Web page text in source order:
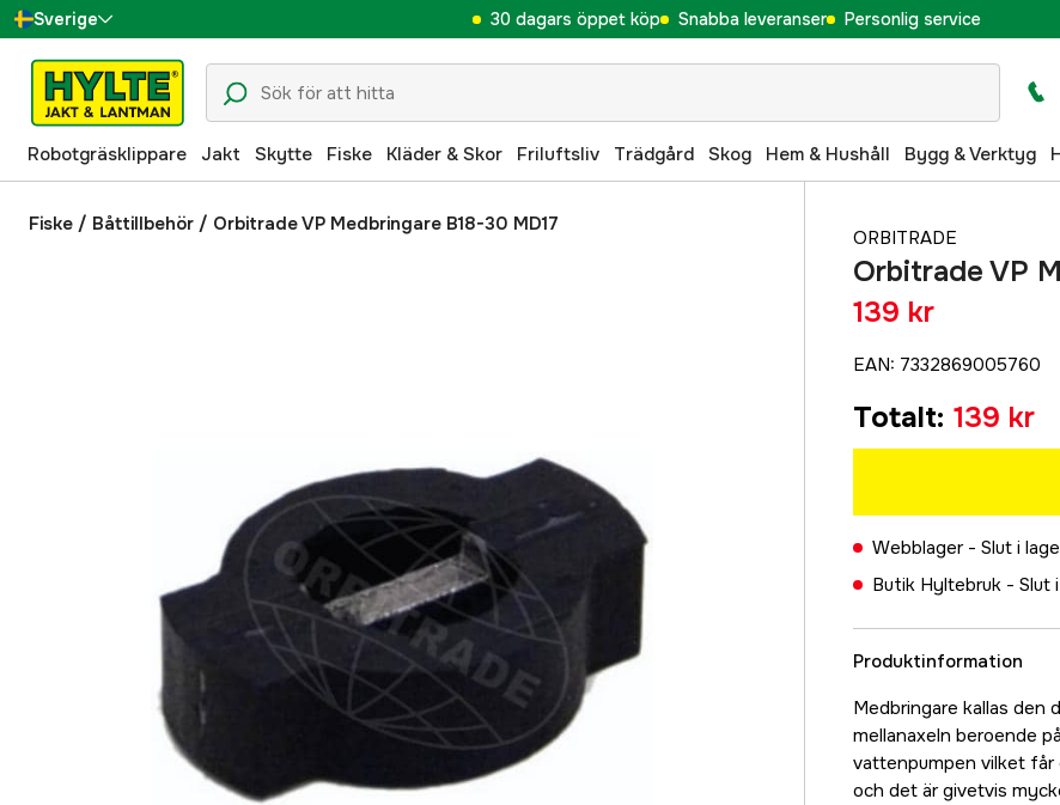
Sverige
Danmark
Suomi
Norge
Deutschland
30 dagars öppet köp Snabba leveranser Personlig service
Robotgräsklippare Jakt Skytte Fiske Kläder & Skor Friluftsliv Trädgård Skog Hem & Hushåll Bygg & Verktyg
Fiske / Båttillbehör / Orbitrade VP Medbringare B18-30 MD17
ORBITRADE
Orbitrade VP
139 kr
EAN: 7332869005760
Totalt: 139 kr
Webblager - Slut i
Butik Hyltebruk - Slut
Produktinformation
Medbringare kallas den
mellanaxeln beroende
vattenpumpen vilket får
och det är givetvis